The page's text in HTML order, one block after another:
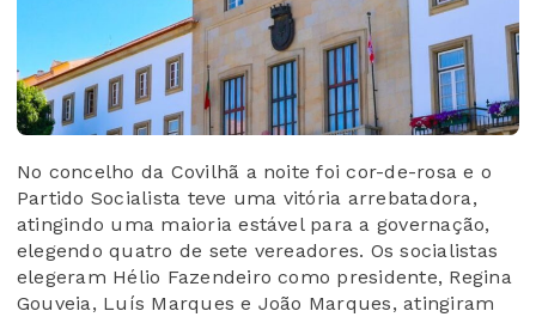
No concelho da Covilhã a noite foi cor-de-rosa e o
Partido Socialista teve uma vitória arrebatadora,
atingindo uma maioria estável para a governação,
elegendo quatro de sete vereadores. Os socialistas
elegeram Hélio Fazendeiro como presidente, Regina
Gouveia, Luís Marques e João Marques, atingiram